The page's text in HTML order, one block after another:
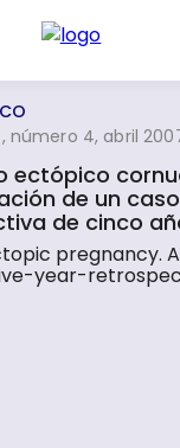
número 4, abril
ectópico
de un
de cinco
pregnancy.
year-